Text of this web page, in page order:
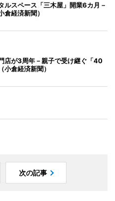
ルスペース「三木屋」開業6カ月－
倉経済新聞）
店が3周年－親子で受け継ぐ「40
小倉経済新聞）
次の記事